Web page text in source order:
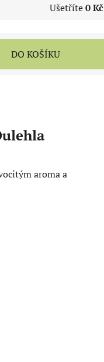
Ušetříte0 Kč
DO KOŠÍKU
aroma a